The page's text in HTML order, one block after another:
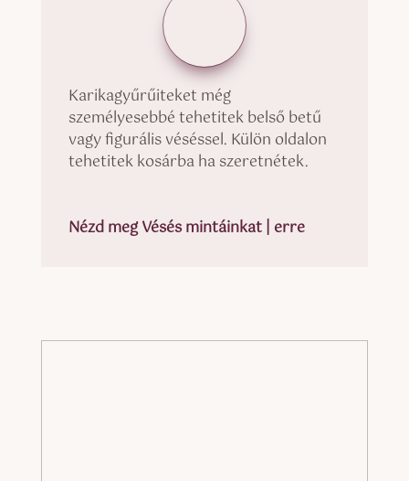
Karikagyűrűiteket még
személyesebbé tehetitek belső betű
vagy figurális véséssel. Külön oldalon
tehetitek kosárba ha szeretnétek.
Nézd meg Vésés mintáinkat | erre